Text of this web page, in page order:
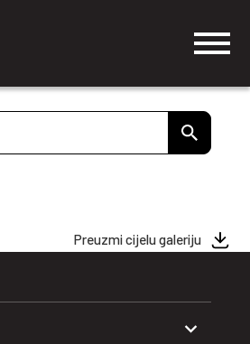
Preuzmi cijelu galeriju